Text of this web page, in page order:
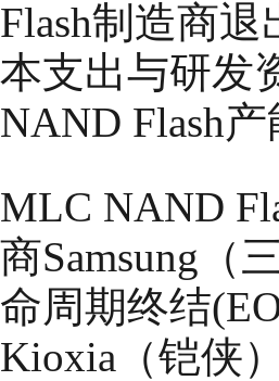
Flash制造商
本支出与研发
NAND Flash
MLC NAND
商Samsung（
命周期终结
Kioxia（铠侠